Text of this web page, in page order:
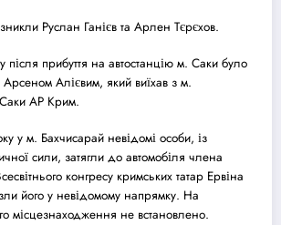
Руслан Ганієв та Арлен Тєрєхов.
після прибуття на автостанцію м. Саки було
Арсеном Алієвим, який виїхав з м.
АР Крим.
у м. Бахчисарай невідомі особи, із
сили, затягли до автомобіля члена
конгресу кримських татар Ервіна
його у невідомому напрямку. На
місцезнаходження не встановлено.